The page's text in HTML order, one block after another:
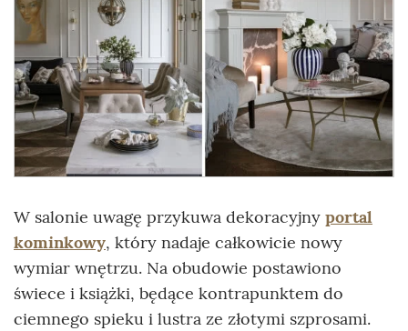
W salonie uwagę przykuwa dekoracyjny portal
kominkowy, który nadaje całkowicie nowy
wymiar wnętrzu. Na obudowie postawiono
świece i książki, będące kontrapunktem do
ciemnego spieku i lustra ze złotymi szprosami.